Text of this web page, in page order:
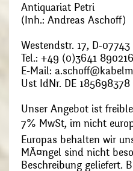
Antiquariat Petri
(Inh.: Andreas Aschoff)
Westendstr. 17, D-
Tel.: +49 (0)3641
E-Mail:
Ust IdNr. DE 185698378
Unser Angebot ist
7% MwSt, im nicht
Europas behalten wir
MÃ¤ngel sind nicht
Beschreibung geliefert.